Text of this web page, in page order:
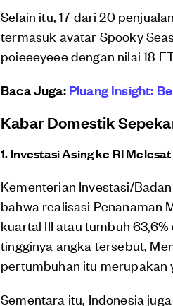
Selain itu, 17 dari 20
termasuk avatar Spooky
poieeeyeee dengan nilai 18
Baca Juga:Pluang Insight:
Kabar Domestik
1. Investasi Asing ke RI
Kementerian Investasi/
bahwa realisasi Penanaman
kuartal III atau tumbuh
tingginya angka tersebut,
pertumbuhan itu merupakan
Sementara itu, Indonesia